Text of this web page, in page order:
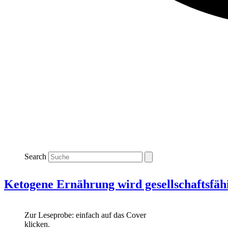
Search
Ketogene Ernährung wird
Zur Leseprobe: einfach auf das Cover
klicken.